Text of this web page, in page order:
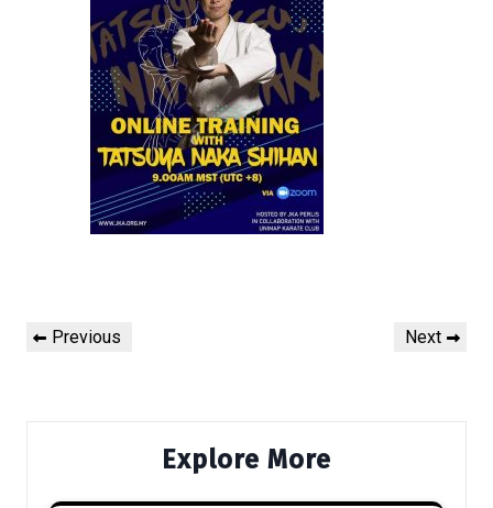
Post
navigation
Previous
Previous
Next
Next
Explore More